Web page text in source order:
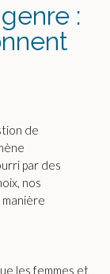
:
de
par des
nos
les femmes et